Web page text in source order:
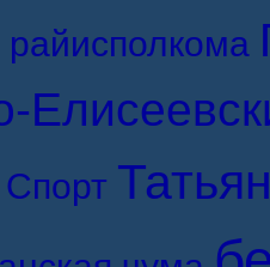
райисполкома
Спорт